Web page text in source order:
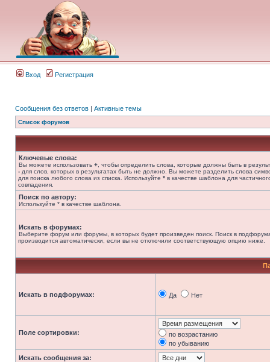
Вход Регистрация
Сообщения без ответов | Активные темы
Список форумов
Ключевые слова:
Вы можете использовать + , чтобы определить слова, которые должны быть в
- для слов, которых в результатах быть не должно. Вы можете разделить слова
для поиска любого слова из списка. Используйте * в качестве шаблона для
совпадения.
Поиск по автору:
Используйте * в качестве шаблона.
Искать в форумах:
Выберите форум или форумы, в которых будет произведен поиск. Поиск в
производится автоматически, если вы не отключили соответствующую опцию ниже.
Искать в подфорумах: Да Нет
Поле сортировки:
по возрастанию
по убыванию
Искать сообщения за: